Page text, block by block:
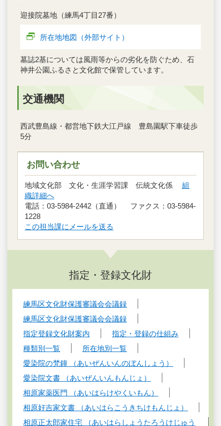
迎接院墓地（練馬4丁目27番）
所在地地図（外部サイト）
墓誌2基については風雨等からの劣化を防ぐため、石
神井公園ふるさと文化館で保管しています。
交通機関
西武豊島線・都営地下鉄大江戸線 豊島園駅下車徒歩
5分
お問い合わせ
組
織詳細へ
電話：03-5984-2442（直通） ファクス：03-5984-
1228
この担当課にメールを送る
指定・登録文化財
練馬区文化財保護審議会会議録
練馬区文化財保護審議会会議録
指定登録文化財案内
指定・登録の仕組み
種類別一覧
所在地別一覧
愛染院の梵鐘 （あいぜんいんのぼんしょう）
愛染院文書 （あいぜんいんもんじょ）
相原家薬医門 （あいはらけやくいもん）
相原好吉家文書 （あいはらこうきちけもんじょ）
相原正太郎家住宅 （あいはらしょうたろうけじゅう